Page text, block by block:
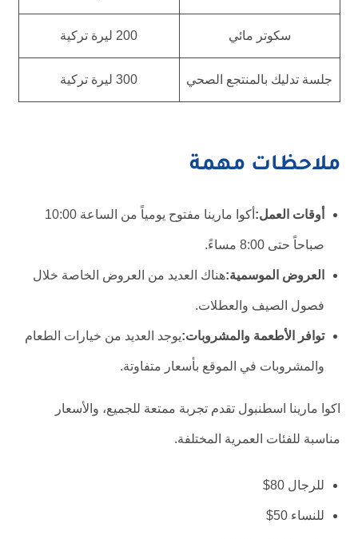
سكوتر مائي 200 ليرة تركية
جلسة تدليك بالمنتجع الصحي 300 ليرة تركية
ملاحظات مهمة
أوقات العمل: أكوا مارينا مفتوح يومياً من الساعة 10:00
صباحاً حتى 8:00 مساءً.
العروض الموسمية:هناك العديد من العروض الخاصة خلال
فصول الصيف والعطلات.
توافر الأطعمة والمشروبات:يوجد العديد من خيارات الطعام
والمشروبات في الموقع بأسعار متفاوتة.
اكوا مارينا اسطنبول تقدم تجربة ممتعة للجميع، والأسعار
مناسبة للفئات العمرية المختلفة.
للرجال 80$
للنساء 50$